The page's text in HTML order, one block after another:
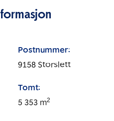
Postnummer:
9158 Storslett
Tomt:
5 353 m2